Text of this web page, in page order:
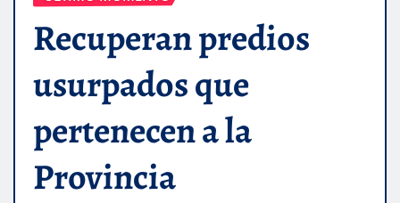
Recuperan predios
usurpados que
pertenecen a la
Provincia